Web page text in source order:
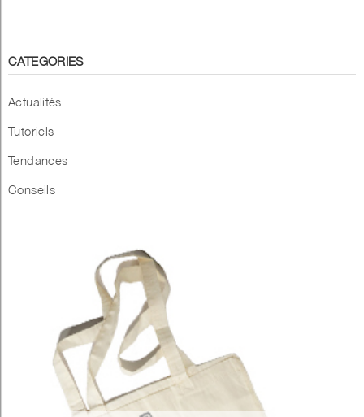
CATEGORIES
Actualités
Tutoriels
Tendances
Conseils